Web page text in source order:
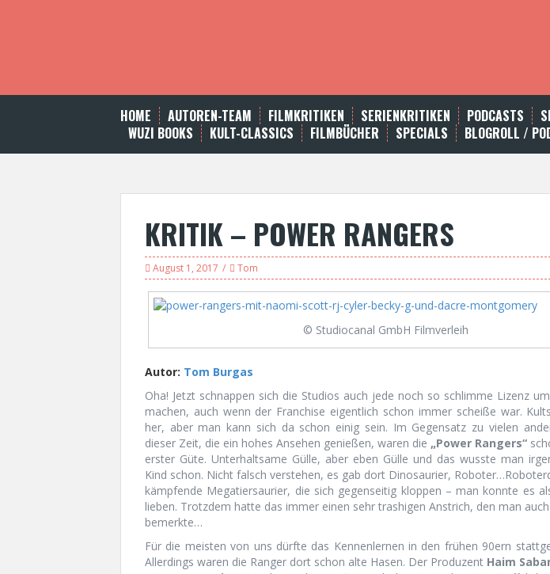
t
HOME AUTOREN-TEAM FILMKRITIKEN SERIENKRITIKEN PODCASTS
WUZI BOOKS
KULT-CLASSICS FILMBÜCHER SPECIALS BLOGROLL /
KRITIK – POWER RANGERS
August 1, 2017 Tom
© Studiocanal GmbH Filmverleih
Autor: Tom Burgas
Oha! Jetzt schnappen sich die Studios auch jede noch so schlimme Lizenz
machen, auch wenn der Franchise eigentlich schon immer scheiße war.
her, aber man kann sich da schon einig sein. Im Gegensatz zu vielen
dieser Zeit, die ein hohes Ansehen genießen, waren die „Power Rangers“
erster Güte. Unterhaltsame Gülle, aber eben Gülle und das wusste man
Kind schon. Nicht falsch verstehen, es gab dort Dinosaurier,
kämpfende Megatiersaurier, die sich gegenseitig kloppen – man konnte es
lieben. Trotzdem hatte das immer einen sehr trashigen Anstrich, den man
bemerkte…
Für die meisten von uns dürfte das Kennenlernen in den frühen 90ern
Allerdings waren die Ranger dort schon alte Hasen. Der Produzent Haim